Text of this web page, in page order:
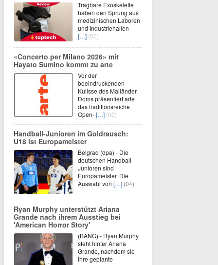
Tragbare Exoskelette
haben den Sprung aus
medizinischen Laboren
und Industriehallen
[…] (00)
«Concerto per Milano 2026» mit
Hayato Sumino kommt zu arte
Vor der
beeindruckenden
Kulisse des Mailänder
Doms präsentiert arte
das traditionsreiche
Open-[…] (00)
Handball-Junioren im Goldrausch:
U18 ist Europameister
Belgrad (dpa) - Die
deutschen Handball-
Junioren sind
Europameister. Die
Auswahl von […] (04)
Ryan Murphy unterstützt Ariana
Grande nach ihrem Ausstieg bei
'American Horror Story'
(BANG) - Ryan Murphy
steht hinter Ariana
Grande, nachdem sie
ihre geplante